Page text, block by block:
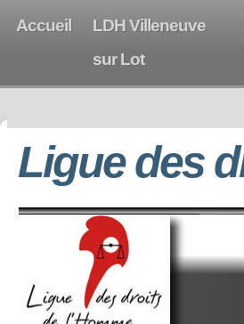
Accueil
LDH Villeneuve
sur Lot
Ligue des